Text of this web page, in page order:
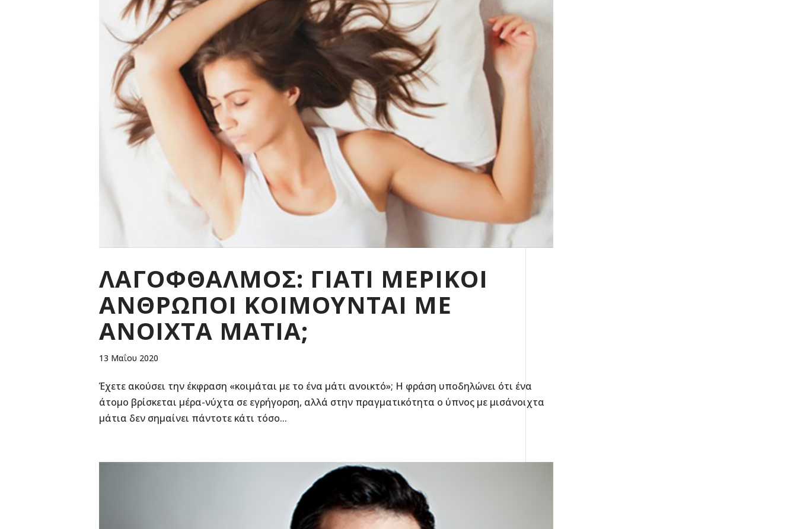
ΛΑΓΟΦΘΑΛΜΟΣ: ΓΙΑΤΙ ΜΕΡΙΚΟΙ
ΑΝΘΡΩΠΟΙ ΚΟΙΜΟΥΝΤΑΙ ΜΕ
ΑΝΟΙΧΤΑ ΜΑΤΙΑ;
13 Μαΐου 2020
Έχετε ακούσει την έκφραση «κοιμάται με το ένα μάτι ανοικτό»; Η φράση υποδηλώνει ότι ένα
άτομο βρίσκεται μέρα-νύχτα σε εγρήγορση, αλλά στην πραγματικότητα ο ύπνος με μισάνοιχτα
μάτια δεν σημαίνει πάντοτε κάτι τόσο...